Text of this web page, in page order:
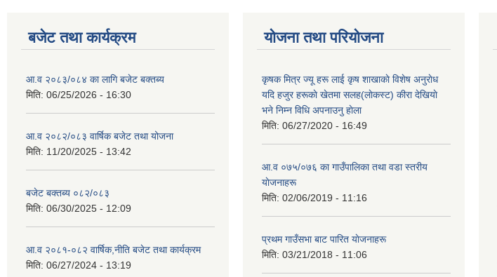
बजेट तथा कार्यक्रम
आ.व २०८३/०८४ का लागि बजेट बक्तब्य
मिति: 06/25/2026 - 16:30
आ.व २०८२/०८३ वार्षिक बजेट तथा योजना
मिति: 11/20/2025 - 13:42
बजेट बक्तब्य ०८२/०८३
मिति: 06/30/2025 - 12:09
आ.व २०८१-०८२ वार्षिक,नीति बजेट तथा कार्यक्रम
मिति: 06/27/2024 - 13:19
योजना तथा परियोजना
कृषक मित्र ज्यू हरू लाई कृष शाखाकाे विशेष अनुराेध
यदि हजुर हरूकाे खेतमा सलह(लाेकस्ट) कीरा देखियाे
भने निम्न विधि अपनाउनु हाेला
मिति: 06/27/2020 - 16:49
आ‍.व ०७५/०७६ का गाउँपालिका तथा वडा स्तरीय
याेजनाहरू
मिति: 02/06/2019 - 11:16
प्रथम गाउँसभा बाट पारित याेजनाहरू
मिति: 03/21/2018 - 11:06